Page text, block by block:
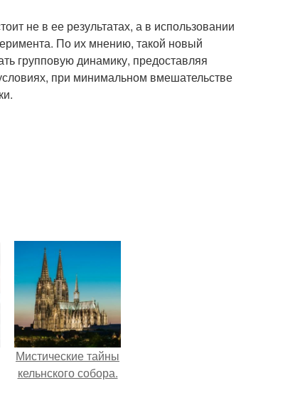
не в ее результатах, а в использовании
По их мнению, такой новый
групповую динамику, предоставляя
при минимальном вмешательстве
Мистические тайны
кельнского собора.